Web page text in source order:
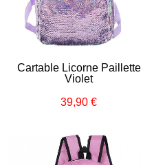
Cartable Licorne Paillette
Violet
Prix
39,90 €